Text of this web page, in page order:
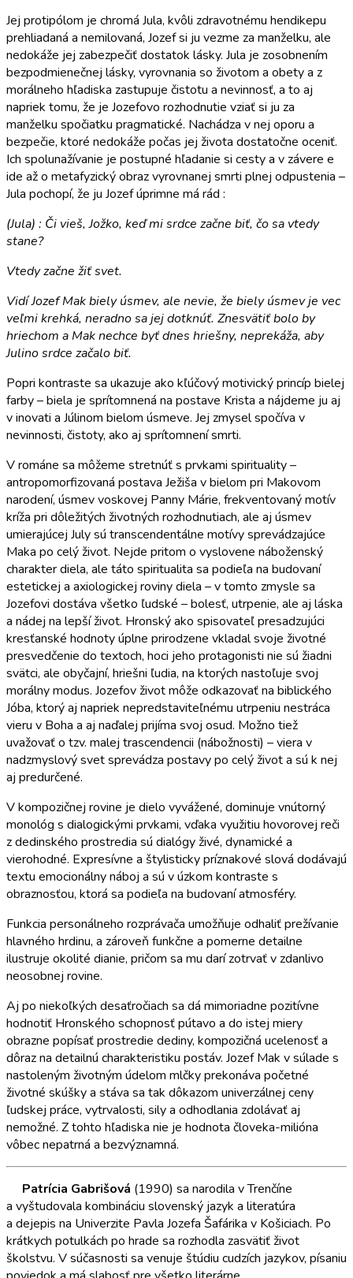
Jej protipólom je chromá Jula, kvôli zdravotnému hendikepu
prehliadaná a nemilovaná, Jozef si ju vezme za manželku, ale
nedokáže jej zabezpečiť dostatok lásky. Jula je zosobnením
bezpodmienečnej lásky, vyrovnania so životom a obety a z
morálneho hľadiska zastupuje čistotu a nevinnosť, a to aj
napriek tomu, že je Jozefovo rozhodnutie vziať si ju za
manželku spočiatku pragmatické. Nachádza v nej oporu a
bezpečie, ktoré nedokáže počas jej života dostatočne oceniť.
Ich spolunažívanie je postupné hľadanie si cesty a v závere e
ide až o metafyzický obraz vyrovnanej smrti plnej odpustenia –
Jula pochopí, že ju Jozef úprimne má rád :
(Jula) : Či vieš, Jožko, keď mi srdce začne biť, čo sa vtedy
stane?
Vtedy začne žiť svet.
Vidí Jozef Mak biely úsmev, ale nevie, že biely úsmev je vec
veľmi krehká, neradno sa jej dotknúť. Znesvätiť bolo by
hriechom a Mak nechce byť dnes hriešny, neprekáža, aby
Julino srdce začalo biť.
Popri kontraste sa ukazuje ako kľúčový motivický princíp bielej
farby – biela je sprítomnená na postave Krista a nájdeme ju aj
v inovati a Júlinom bielom úsmeve. Jej zmysel spočíva v
nevinnosti, čistoty, ako aj sprítomnení smrti.
V románe sa môžeme stretnúť s prvkami spirituality –
antropomorfizovaná postava Ježiša v bielom pri Makovom
narodení, úsmev voskovej Panny Márie, frekventovaný motív
kríža pri dôležitých životných rozhodnutiach, ale aj úsmev
umierajúcej July sú transcendentálne motívy sprevádzajúce
Maka po celý život. Nejde pritom o vyslovene náboženský
charakter diela, ale táto spiritualita sa podieľa na budovaní
estetickej a axiologickej roviny diela – v tomto zmysle sa
Jozefovi dostáva všetko ľudské – bolesť, utrpenie, ale aj láska
a nádej na lepší život. Hronský ako spisovateľ presadzujúci
kresťanské hodnoty úplne prirodzene vkladal svoje životné
presvedčenie do textoch, hoci jeho protagonisti nie sú žiadni
svätci, ale obyčajní, hriešni ľudia, na ktorých nastoľuje svoj
morálny modus. Jozefov život môže odkazovať na biblického
Jóba, ktorý aj napriek nepredstaviteľnému utrpeniu nestráca
vieru v Boha a aj naďalej prijíma svoj osud. Možno tiež
uvažovať o tzv. malej trascendencii (nábožnosti) – viera v
nadzmyslový svet sprevádza postavy po celý život a sú k nej
aj predurčené.
V kompozičnej rovine je dielo vyvážené, dominuje vnútorný
monológ s dialogickými prvkami, vďaka využitiu hovorovej reči
z dedinského prostredia sú dialógy živé, dynamické a
vierohodné. Expresívne a štylisticky príznakové slová dodávajú
textu emocionálny náboj a sú v úzkom kontraste s
obraznosťou, ktorá sa podieľa na budovaní atmosféry.
Funkcia personálneho rozprávača umožňuje odhaliť prežívanie
hlavného hrdinu, a zároveň funkčne a pomerne detailne
ilustruje okolité dianie, pričom sa mu darí zotrvať v zdanlivo
neosobnej rovine.
Aj po niekoľkých desaťročiach sa dá mimoriadne pozitívne
hodnotiť Hronského schopnosť pútavo a do istej miery
obrazne popísať prostredie dediny, kompozičná ucelenosť a
dôraz na detailnú charakteristiku postáv. Jozef Mak v súlade s
nastoleným životným údelom mlčky prekonáva početné
životné skúšky a stáva sa tak dôkazom univerzálnej ceny
ľudskej práce, vytrvalosti, sily a odhodlania zdolávať aj
nemožné. Z tohto hľadiska nie je hodnota človeka-milióna
vôbec nepatrná a bezvýznamná.
Patrícia Gabrišová (1990) sa narodila v Trenčíne
a vyštudovala kombináciu slovenský jazyk a literatúra
a dejepis na Univerzite Pavla Jozefa Šafárika v Košiciach. Po
krátkych potulkách po hrade sa rozhodla zasvätiť život
školstvu. V súčasnosti sa venuje štúdiu cudzích jazykov, písaniu